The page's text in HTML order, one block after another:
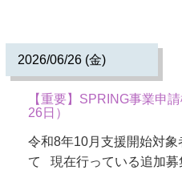
2026/06/26 (金)
【重要】SPRING事業申
26日）
令和8年10月支援開始対
て 現在行っている追加募